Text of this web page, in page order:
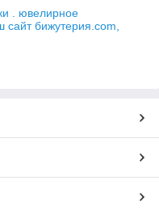
. ювелирное
сайт бижутерия.com,